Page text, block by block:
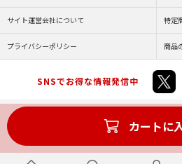
カートに
サイト運営会社について 特定
プライバシーポリシー 商品
SNSでお得な情報発信中